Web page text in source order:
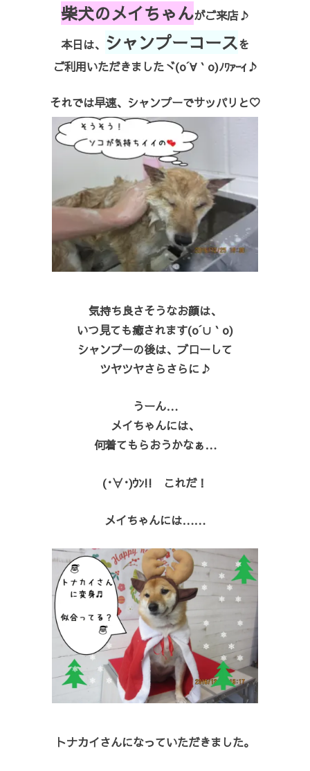
柴犬のメイちゃんがご来店♪
本日は、 シャンプーコースを
ご利用いただきましたヾ(o´∀｀o)ﾉﾜｧｰｨ♪
それでは早速、シャンプーでサッパリと♡
気持ち良さそうなお顔は、
いつ見ても癒されます(o´∪｀o)
シャンプーの後は、ブローして
ツヤツヤさらさらに♪
うーん…
メイちゃんには、
何着てもらおうかなぁ…
(･∀･)ｳﾝ!! これだ！
メイちゃんには……
トナカイさんになっていただきました。